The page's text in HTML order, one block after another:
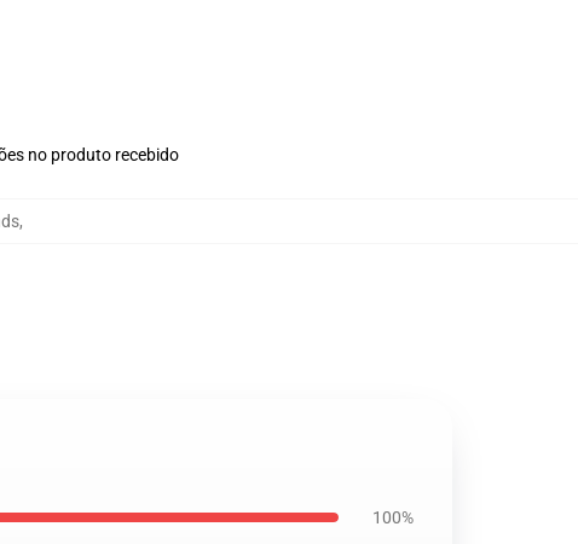
no produto recebido
,
100%